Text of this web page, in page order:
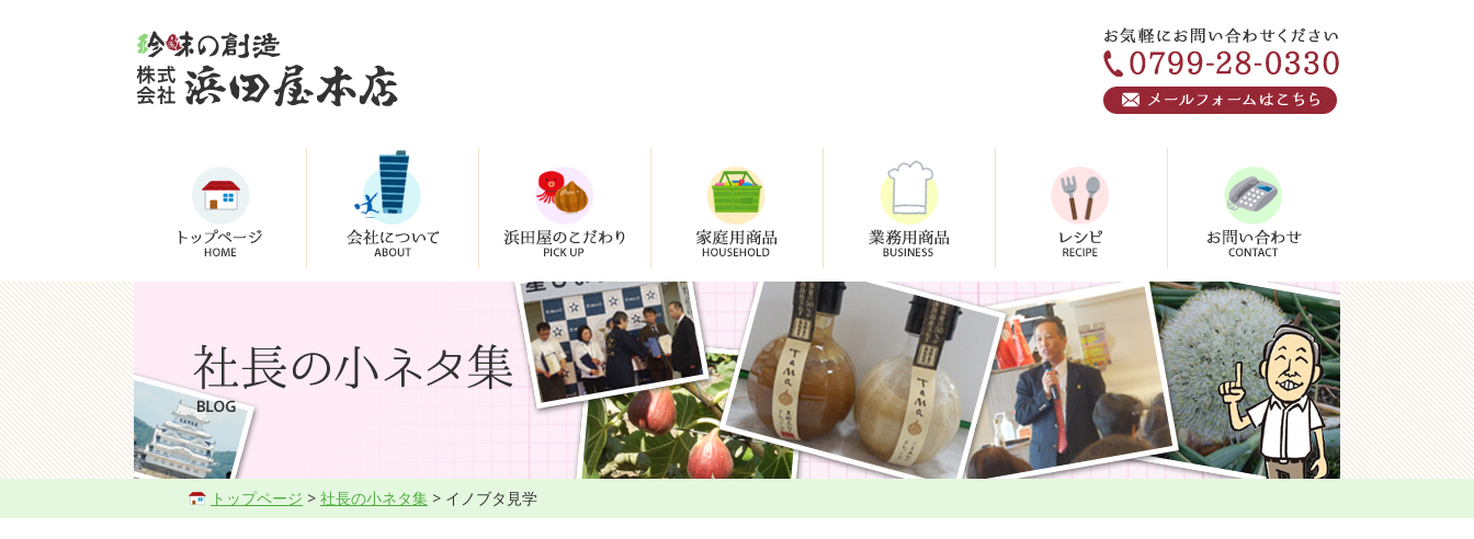
トップページ > 社長の小ネタ集 > イノブタ見学